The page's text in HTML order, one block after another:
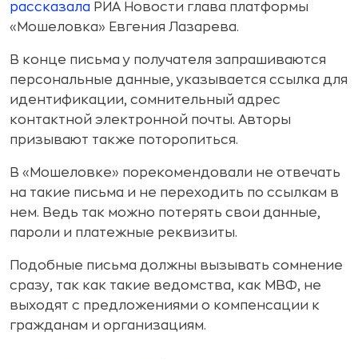
рассказала РИА Новости глава платформы
«Мошеловка» Евгения Лазарева.
В конце письма у получателя запрашиваются
персональные данные, указывается ссылка для
идентификации, сомнительный адрес
контактной электронной почты. Авторы
призывают также поторопиться.
В «Мошеловке» порекомендовали не отвечать
на такие письма и не переходить по ссылкам в
нем. Ведь так можно потерять свои данные,
пароли и платежные реквизиты.
Подобные письма должны вызывать сомнение
сразу, так как такие ведомства, как МВФ, не
выходят с предложениями о компенсации к
гражданам и организациям.